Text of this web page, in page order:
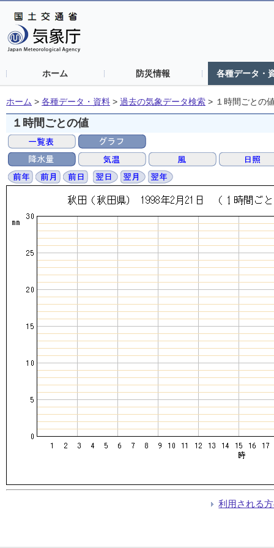
ホーム 防災情報 各種データ・
ホーム > 各種データ・資料 > 過去の気象データ検索 > １時間ごとの
１時間ごとの値
利用される